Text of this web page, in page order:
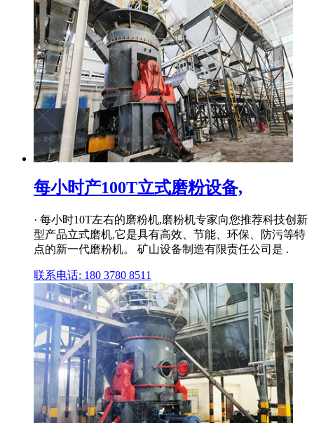
每小时产100T立式磨粉设备,
· 每小时10T左右的磨粉机,磨粉机专家向您推荐科技创新
型产品立式磨机,它是具有高效、节能、环保、防污等特
点的新一代磨粉机。 矿山设备制造有限责任公司是 .
联系电话: 180 3780 8511